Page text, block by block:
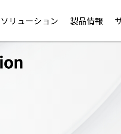
ソリューション 製品情報